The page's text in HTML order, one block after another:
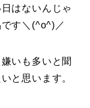
はないんじゃ
す＼(^o^)／
いも多いと聞
と思います。